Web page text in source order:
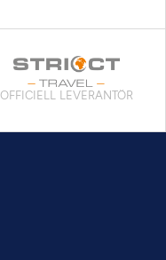
OFFICIELL LEVERANTÖR